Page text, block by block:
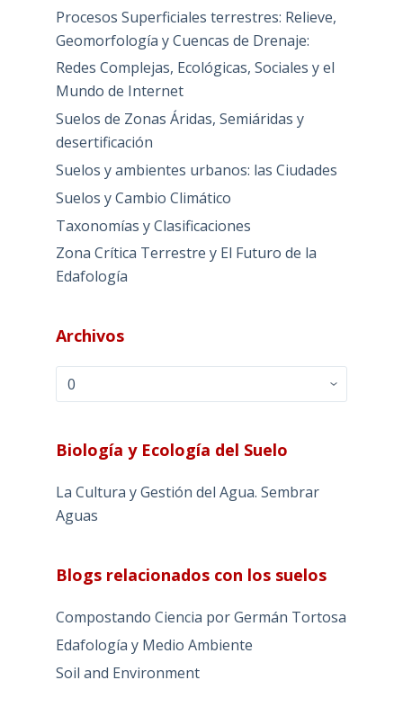
Procesos Superficiales terrestres: Relieve,
Geomorfología y Cuencas de Drenaje:
Redes Complejas, Ecológicas, Sociales y el
Mundo de Internet
Suelos de Zonas Áridas, Semiáridas y
desertificación
Suelos y ambientes urbanos: las Ciudades
Suelos y Cambio Climático
Taxonomías y Clasificaciones
Zona Crítica Terrestre y El Futuro de la
Edafología
Archivos
Archivos
Biología y Ecología del Suelo
La Cultura y Gestión del Agua. Sembrar
Aguas
Blogs relacionados con los suelos
Compostando Ciencia por Germán Tortosa
Edafología y Medio Ambiente
Soil and Environment